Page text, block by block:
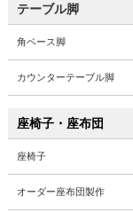
テーブル脚
角ベース脚
カウンターテーブル脚
座椅子・座布団
座椅子
オーダー座布団製作